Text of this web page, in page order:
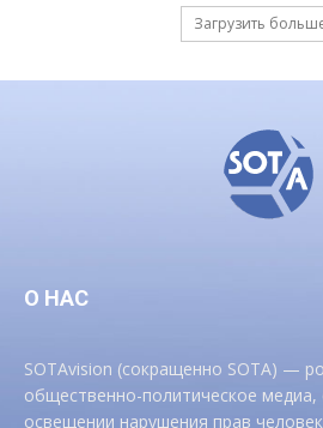
Загрузить
О НАС
SOTAvision (сокращенно SOTA) —
общественно-политическое медиа,
освещении нарушения прав